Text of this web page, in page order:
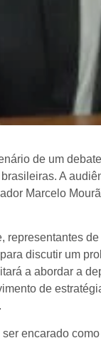
de um
A
Marcelo
representantes
discutir um
a abordar a
de
encarado